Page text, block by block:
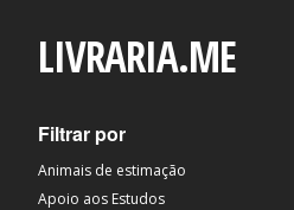
LIVRARIA.ME
Filtrar por
Animais de estimação
Apoio aos Estudos